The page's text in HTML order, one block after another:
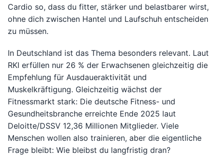
Cardio so, dass du fitter, stärker und belastbarer wirst,
ohne dich zwischen Hantel und Laufschuh entscheiden
zu müssen.
In Deutschland ist das Thema besonders relevant. Laut
RKI erfüllen nur 26 % der Erwachsenen gleichzeitig die
Empfehlung für Ausdaueraktivität und
Muskelkräftigung. Gleichzeitig wächst der
Fitnessmarkt stark: Die deutsche Fitness- und
Gesundheitsbranche erreichte Ende 2025 laut
Deloitte/DSSV 12,36 Millionen Mitglieder. Viele
Menschen wollen also trainieren, aber die eigentliche
Frage bleibt: Wie bleibst du langfristig dran?